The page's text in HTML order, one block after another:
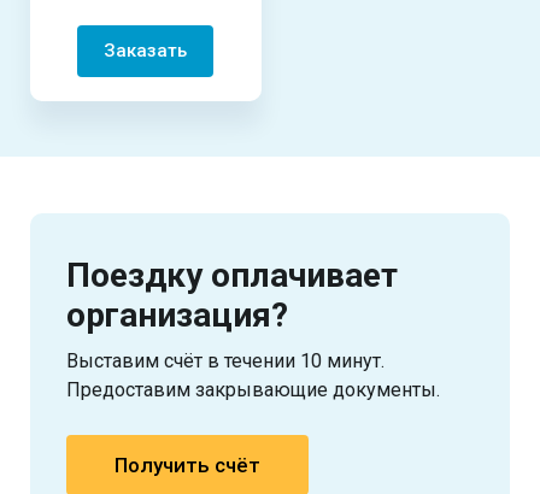
Заказать
Поездку оплачивает
организация?
Выставим счёт в течении 10 минут.
Предоставим закрывающие документы.
Получить счёт